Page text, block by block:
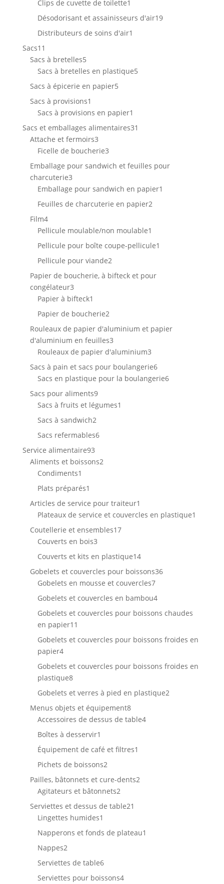
Clips de cuvette de toilette1
produit
Désodorisant et assainisseurs d'air1919
Distributeurs de soins d'air1
Sacs11
produits
Sacs à bretelles55
produits
Sacs à bretelles en plastique55
Sacs à épicerie en papier55
Sacs à provisions1
produit
Sacs à provisions en papier1
produit
Sacs et emballages alimentaires31
Attache et fermoirs33
produits
Ficelle de boucherie33
produits
Emballage pour sandwich et feuilles pour
charcuterie33
produits
Emballage pour sandwich en papier1
Feuilles de charcuterie en papier22
Film44
produits
Pellicule moulable/non moulable1
produit
Pellicule pour boîte coupe-pellicule1
Pellicule pour viande22
produits
Papier de boucherie, à bifteck et pour
congélateur33
produits
Papier à bifteck1
produit
Papier de boucherie22
produits
Rouleaux de papier d'aluminium et papier
d'aluminium en feuilles33
produits
Rouleaux de papier d'aluminium33
produits
Sacs à pain et sacs pour boulangerie66
produits
Sacs en plastique pour la boulangerie66
Sacs pour aliments99
produits
Sacs à fruits et légumes1
Sacs à sandwich22
produits
Sacs refermables66
Service alimentaire9393
produits
Aliments et boissons22
Condiments1
produit
Plats préparés1
produit
Articles de service pour traiteur1
produit
Plateaux de service et couvercles en plastique1
Coutellerie et ensembles1717
Couverts en bois33
produits
Couverts et kits en plastique1414
produits
Gobelets et couvercles pour boissons3636
Gobelets en mousse et couvercles77
produits
Gobelets et couvercles en bambou44
produits
Gobelets et couvercles pour boissons chaudes
en papier11
produits
Gobelets et couvercles pour boissons froides en
papier44
produits
Gobelets et couvercles pour boissons froides en
plastique88
produits
Gobelets et verres à pied en plastique22
Menus objets et équipement88
produits
Accessoires de dessus de table44
Boîtes à desservir1
produit
Équipement de café et filtres1
Pichets de boissons22
produits
Pailles, bâtonnets et cure-dents22
Agitateurs et bâtonnets22
produits
Serviettes et dessus de table21
Lingettes humides1
produit
Napperons et fonds de plateau1
Nappes22
produits
Serviettes de table66
produits
Serviettes pour boissons44